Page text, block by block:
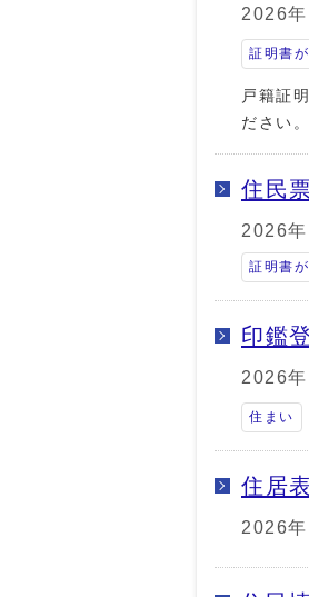
2026年
証明書
戸籍証
ださい。
住民
2026年
証明書
印鑑
2026年
住まい
住居
2026年